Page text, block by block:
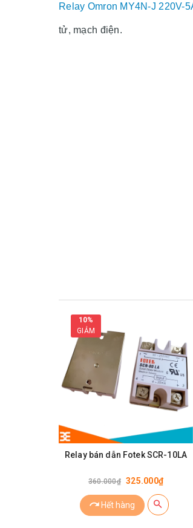
Relay Omron MY4N-J 220V-
tử, mạch điện.
Thông số kỹ thuật:
Điện áp vào: 250VAC
Số chân : 14 chân
Trọng lượng của relay
10%
GIẢM
Relay bán dẫn Fotek SCR-10LA
360.000₫ 325.000₫
Hết hàng